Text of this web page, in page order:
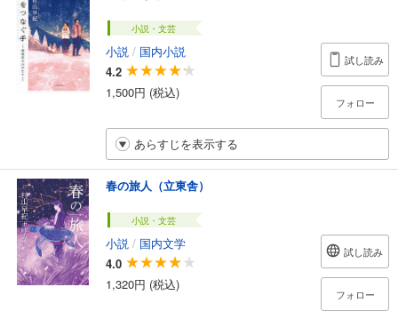
小説・文芸
小説 / 国内小説
4.2
1,500円 (税込)
試し読み
フォロー
あらすじを表示する
春の旅人（立東舎）
小説・文芸
小説 / 国内文学
4.0
1,320円 (税込)
試し読み
フォロー